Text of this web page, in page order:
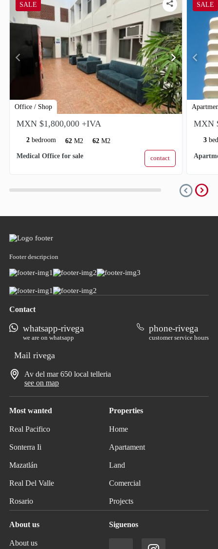
SALE
Office / Shop
chevron_left chevron_right
MXN $1,800,000 +IVA
2 bedroom 62 M2 62 M2
Medical Office for sale contact
SALE
chevron_left
MXN
3
expand_circle_downexpand_circle_right
Footer descripcion
Most wanted
Real Pacifico
Sonterra Ii
Mazatlán
Real Del Valle
Rosario
Properties
Home
Apartament
Land
Comercial
Projects
About us
About us
Siguenos
Contact
whatsapp-rivega
we are on whatsapp
phone-rivega
customer service hours
Mail rivega
Av del mar 650 local telleria
see on map